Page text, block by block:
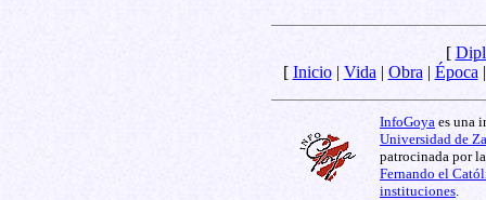
[
[ Inicio| Vida | Obra | Época
InfoGoya es una
Universidad de
patrocinada por
Fernando el
instituciones